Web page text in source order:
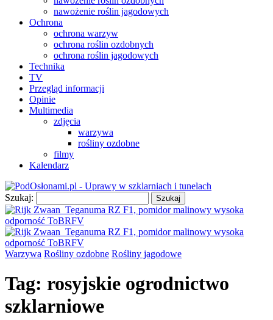
nawożenie roślin jagodowych
Ochrona
ochrona warzyw
ochrona roślin ozdobnych
ochrona roślin jagodowych
Technika
TV
Przegląd informacji
Opinie
Multimedia
zdjęcia
warzywa
rośliny ozdobne
filmy
Kalendarz
Szukaj:
Warzywa Rośliny ozdobne Rośliny jagodowe
Tag: rosyjskie ogrodnictwo
szklarniowe